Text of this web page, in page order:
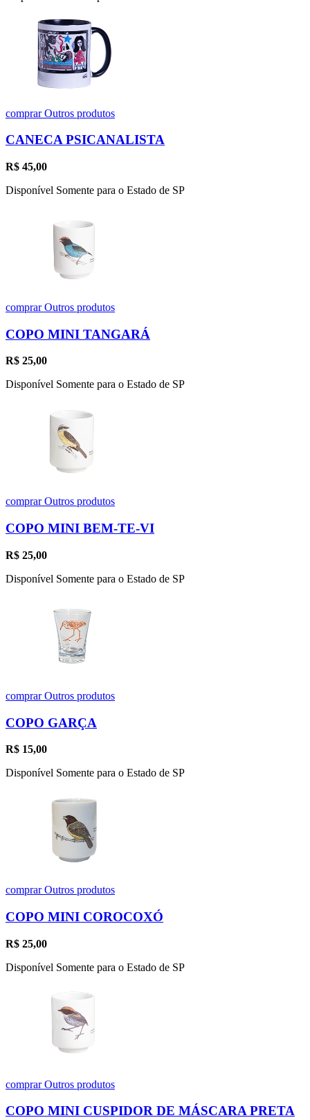
comprarOutros produtos
CANECA PSICANALISTA
R$ 45,00
Disponível Somente para o Estado de SP
comprarOutros produtos
COPO MINI TANGARÁ
R$ 25,00
Disponível Somente para o Estado de SP
comprarOutros produtos
COPO MINI BEM-TE-VI
R$ 25,00
Disponível Somente para o Estado de SP
comprarOutros produtos
COPO GARÇA
R$ 15,00
Disponível Somente para o Estado de SP
comprarOutros produtos
COPO MINI COROCOXÓ
R$ 25,00
Disponível Somente para o Estado de SP
comprarOutros produtos
COPO MINI CUSPIDOR DE MÁSCARA PRETA